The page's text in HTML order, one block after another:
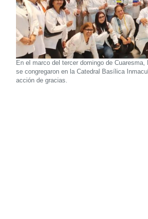
En el marco del tercer domingo de
se congregaron en la Catedral Basílica
acción de gracias.